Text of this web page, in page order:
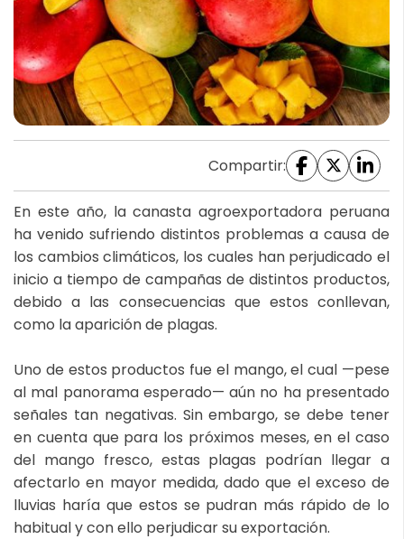
Compartir:
En este año, la canasta agroexportadora peruana
ha venido sufriendo distintos problemas a causa de
los cambios climáticos, los cuales han perjudicado el
inicio a tiempo de campañas de distintos productos,
debido a las consecuencias que estos conllevan,
como la aparición de plagas.
Uno de estos productos fue el mango, el cual —pese
al mal panorama esperado— aún no ha presentado
señales tan negativas. Sin embargo, se debe tener
en cuenta que para los próximos meses, en el caso
del mango fresco, estas plagas podrían llegar a
afectarlo en mayor medida, dado que el exceso de
lluvias haría que estos se pudran más rápido de lo
habitual y con ello perjudicar su exportación.